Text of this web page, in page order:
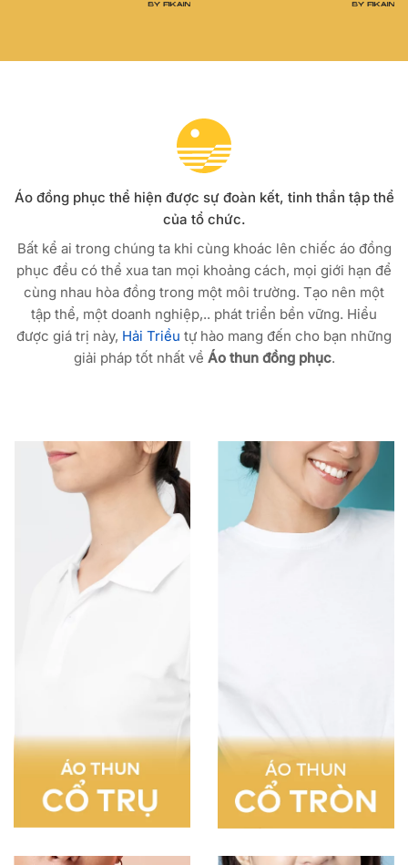
Áo đồng phục thể hiện được sự đoàn kết, tinh thần tập thể
của tổ chức.
Bất kể ai trong chúng ta khi cùng khoác lên chiếc áo đồng
phục đều có thể xua tan mọi khoảng cách, mọi giới hạn để
cùng nhau hòa đồng trong một môi trường. Tạo nên một
tập thể, một doanh nghiệp,.. phát triển bền vững. Hiểu
được giá trị này, Hải Triều tự hào mang đến cho bạn những
giải pháp tốt nhất về Áo thun đồng phục.